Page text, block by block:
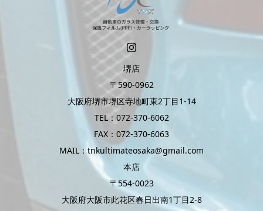
堺店
〒590-0962
大阪府堺市堺区寺地町東2丁目1-14
TEL：072-370-6062
FAX：072-370-6063
MAIL：tnkultimateosaka@gmail.com
本店
〒554-0023
大阪府大阪市此花区春日出南1丁目2-8